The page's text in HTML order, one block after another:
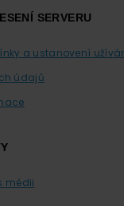
SERVERU
a ustanovení
údajů
médii